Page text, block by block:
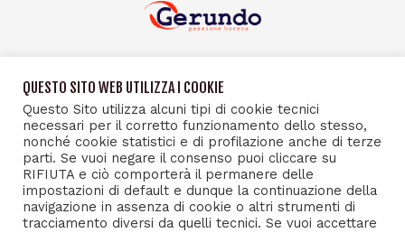
QUESTO SITO WEB UTILIZZA I COOKIE
Questo Sito utilizza alcuni tipi di cookie tecnici
necessari per il corretto funzionamento dello stesso,
nonché cookie statistici e di profilazione anche di terze
parti. Se vuoi negare il consenso puoi cliccare su
RIFIUTA e ciò comporterà il permanere delle
impostazioni di default e dunque la continuazione della
navigazione in assenza di cookie o altri strumenti di
tracciamento diversi da quelli tecnici. Se vuoi accettare